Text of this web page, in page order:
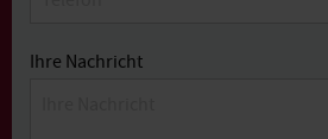
Ihre Nachricht